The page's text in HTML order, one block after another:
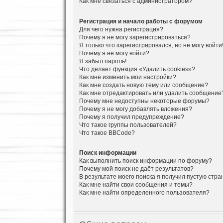
Регистрация и начало работы с форумом
Для чего нужна регистрация?
Почему я не могу зарегистрироваться?
Я только что зарегистрировался, но не могу войти!
Почему я не могу войти?
Я забыл пароль!
Что делает функция «Удалить cookies»?
Как мне изменить мои настройки?
Как мне создать новую тему или сообщение?
Как мне отредактировать или удалить
Почему мне недоступны некоторые форумы?
Почему я не могу добавлять вложения?
Почему я получил предупреждение?
Что такое группы пользователей?
Что такое BBCode?
Поиск информации
Как выполнить поиск информации по форуму?
Почему мой поиск не даёт результатов?
В результате моего поиска я получил пустую
Как мне найти свои сообщения и темы?
Как мне найти определенного пользователя?